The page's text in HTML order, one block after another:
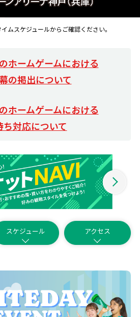
2026年3月14日（土） 14:05試
2026年3月15日（日） 14:05試
ムスケジュールからご確認ください。
ホームゲームにおける
の掲出について
ホームゲームにおける
ち対応について
スケジュール アクセス